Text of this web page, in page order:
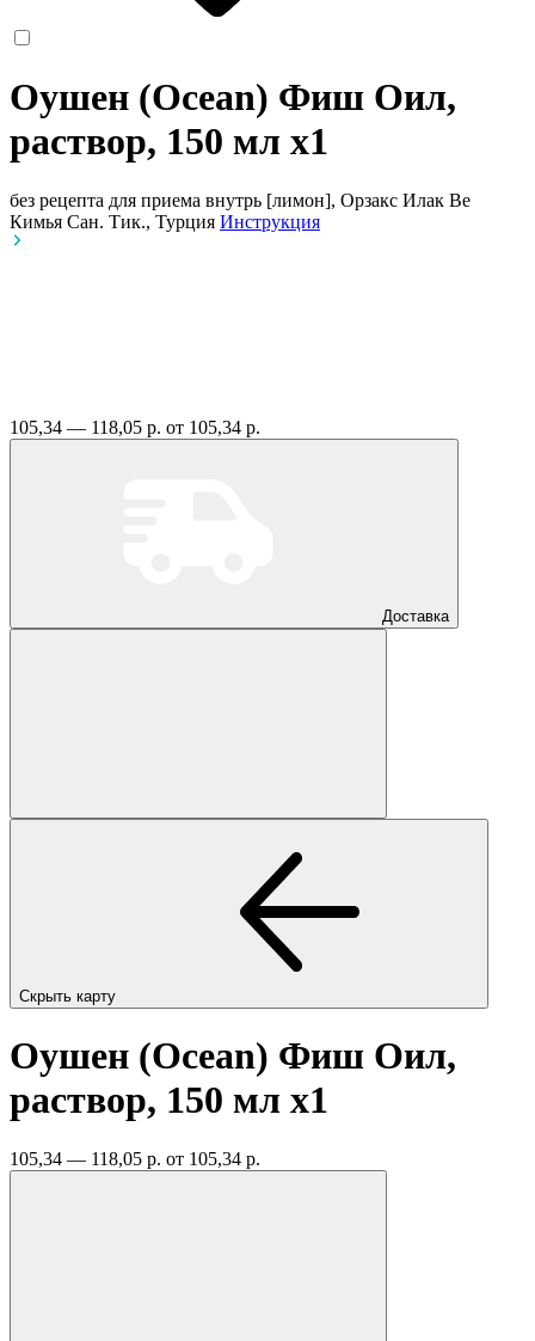
Оушен (Ocean) Фиш Оил,
раствор, 150 мл x1
без рецепта для приема внутрь [лимон], Орзакс Илак Ве
Кимья Сан. Тик., Турция Инструкция
105,34 — 118,05 р. от 105,34 р.
Доставка
Скрыть карту
Оушен (Ocean) Фиш Оил,
раствор, 150 мл x1
105,34 — 118,05 р. от 105,34 р.